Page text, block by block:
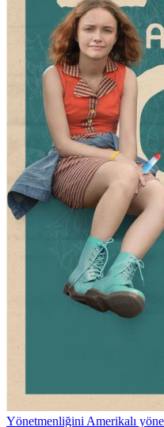
Yönetmenliğini Amerikalı